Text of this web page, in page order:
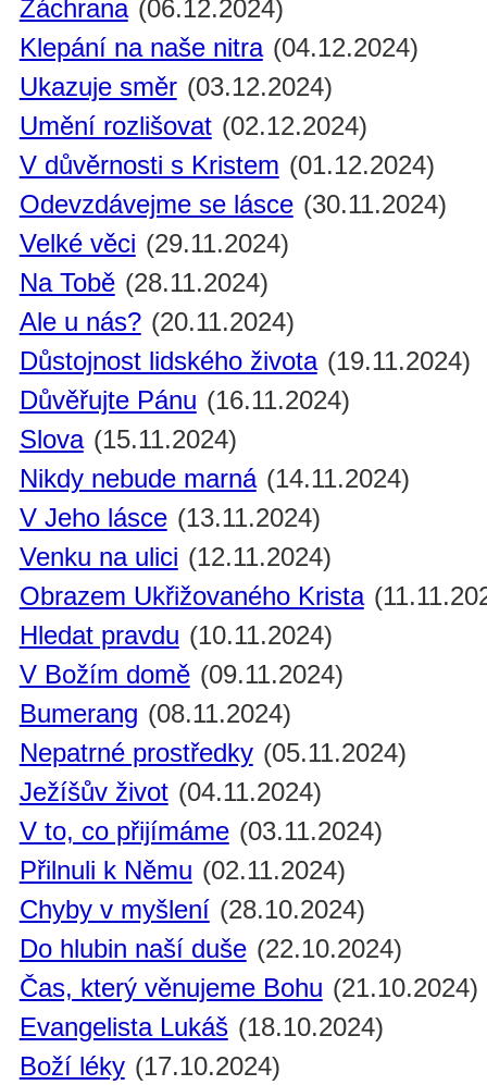
Záchrana (06.12.2024)
Klepání na naše nitra (04.12.2024)
Ukazuje směr (03.12.2024)
Umění rozlišovat (02.12.2024)
V důvěrnosti s Kristem (01.12.2024)
Odevzdávejme se lásce (30.11.2024)
Velké věci (29.11.2024)
Na Tobě (28.11.2024)
Ale u nás? (20.11.2024)
Důstojnost lidského života (19.11.2024)
Důvěřujte Pánu (16.11.2024)
Slova (15.11.2024)
Nikdy nebude marná (14.11.2024)
V Jeho lásce (13.11.2024)
Venku na ulici (12.11.2024)
Obrazem Ukřižovaného Krista
Hledat pravdu (10.11.2024)
V Božím domě (09.11.2024)
Bumerang (08.11.2024)
Nepatrné prostředky (05.11.2024)
Ježíšův život (04.11.2024)
V to, co přijímáme (03.11.2024)
Přilnuli k Němu (02.11.2024)
Chyby v myšlení (28.10.2024)
Do hlubin naší duše (22.10.2024)
Čas, který věnujeme Bohu (21.10.2024)
Evangelista Lukáš (18.10.2024)
Boží léky (17.10.2024)